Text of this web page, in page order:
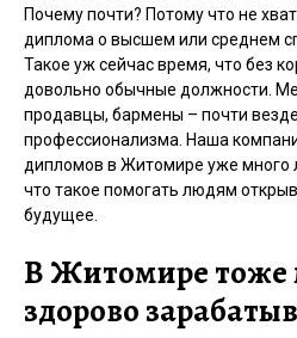
Почему почти? Потому что не
диплома о высшем или среднем
Такое уж сейчас время, что без
довольно обычные должности.
продавцы, бармены – почти
профессионализма. Наша
дипломов в Житомире уже много
что такое помогать людям
будущее.
В Житомире
здорово